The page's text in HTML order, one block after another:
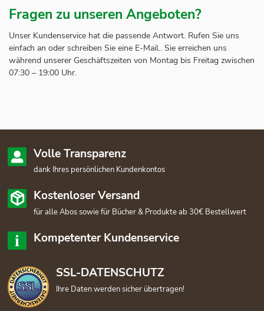
Fragen zu unseren Angeboten?
Unser Kundenservice hat die passende Antwort. Rufen Sie uns
einfach an oder schreiben Sie eine E-Mail.. Sie erreichen uns
während unserer Geschäftszeiten von Montag bis Freitag zwischen
07:30 – 19:00 Uhr.
Volle Transparenz
dank Ihres persönlichen Kundenkontos
Kostenloser Versand
für alle Abos sowie für Bücher & Produkte ab 30€ Bestellwert
Kompetenter Kundenservice
SSL-DATENSCHUTZ
Ihre Daten werden sicher übertragen!